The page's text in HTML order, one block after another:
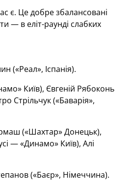
є. Це добре збалансовані
— в еліт-раунді слабких
(«Реал», Іспанія).
Київ), Євгеній Рябоконь
Стрільчук («Баварія»,
(«Шахтар» Донецьк),
— «Динамо» Київ), Алі
(«Баєр», Німеччина).